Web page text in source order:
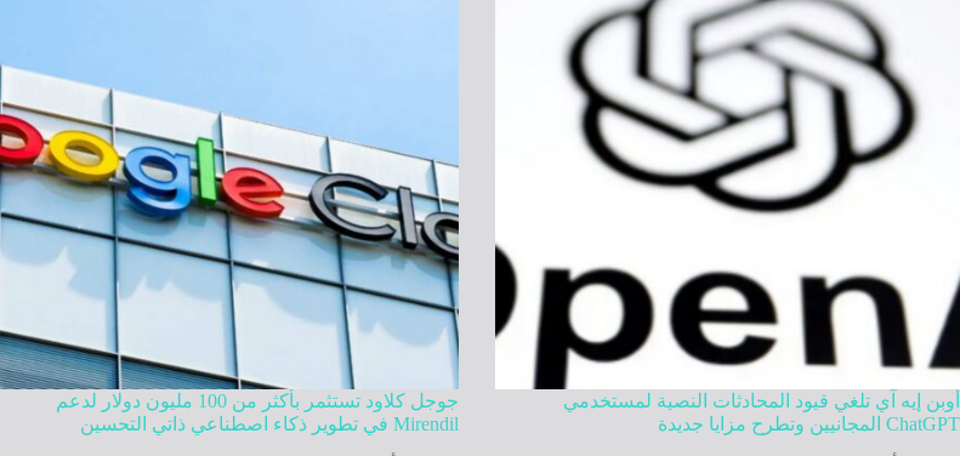
أوبن إيه آي تلغي قيود المحادثات النصية لمستخدمي
ChatGPT المجانيين وتطرح مزايا جديدة
جوجل كلاود تستثمر بأكثر من 100 مليون دولار لدعم
Mirendil في تطوير ذكاء اصطناعي ذاتي التحسين